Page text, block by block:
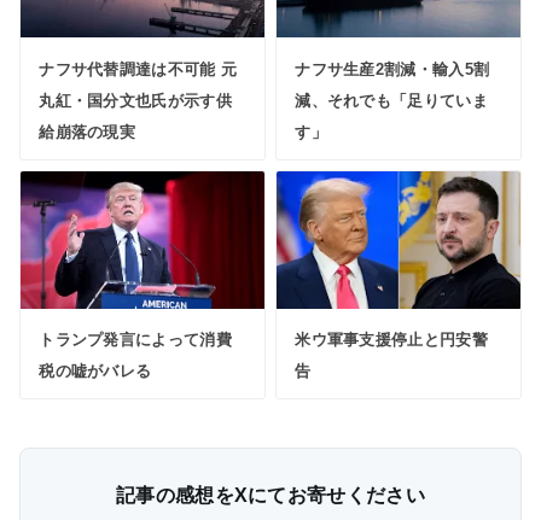
ナフサ代替調達は不可能 元
丸紅・国分文也氏が示す供
給崩落の現実
ナフサ生産2割減・輸入5割
減、それでも「足りていま
す」
トランプ発言によって消費
税の嘘がバレる
米ウ軍事支援停止と円安警
告
記事の感想をXにてお寄せください